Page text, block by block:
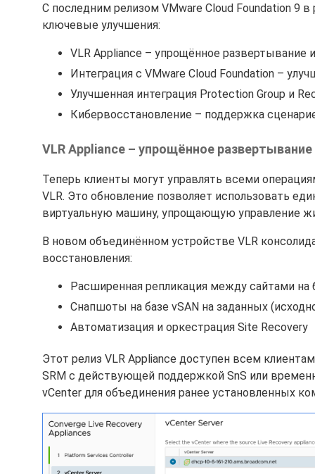
С последним релизом VMware Cloud Foundation 9
ключевые улучшения:
VLR Appliance – упрощённое развертывание
Интеграция с VMware Cloud Foundation –
Улучшенная интеграция Protection Group и
Кибервосстановление – поддержка
VLR Appliance – упрощённое
Теперь клиенты могут управлять всеми
VLR. Это обновление позволяет использовать
виртуальную машину, упрощающую управление
В новом объединённом устройстве VLR
восстановления:
Расширенная репликация между сайтами на
Снапшоты на базе vSAN на заданных
Автоматизация и оркестрация Site Recovery
Этот релиз VLR Appliance доступен всем
SRM с действующей поддержкой SnS или
vCenter для объединения ранее установленных